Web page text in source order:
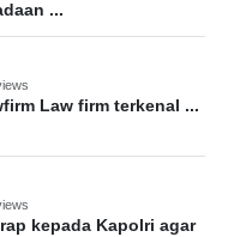
...
Law firm terkenal ...
kepada Kapolri agar